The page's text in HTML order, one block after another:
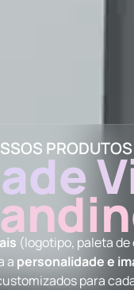
PRODUTOS
(logotipo, paleta
a personalidade e
para